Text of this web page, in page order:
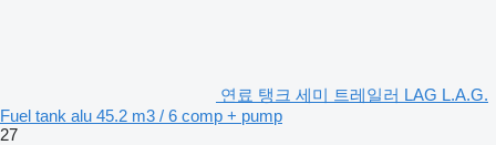
연료 탱크 세미 트레일러 LAG L.A.G.
Fuel tank alu 45.2 m3 / 6 comp + pump
27